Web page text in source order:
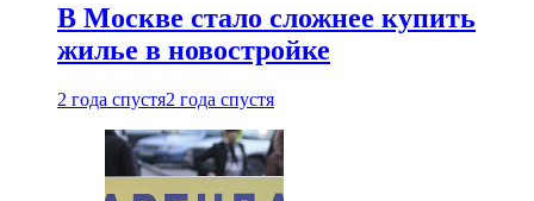
В Москве стало сложнее купить
жилье в новостройке
2 года спустя2 года спустя